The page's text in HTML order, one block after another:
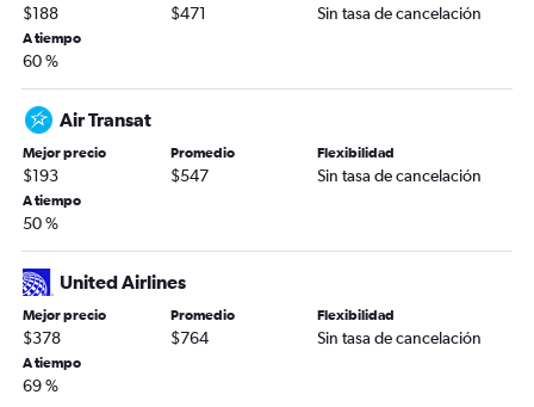
$188 $471 Sin tasa de cancelación
A tiempo
60 %
Air Transat
Mejor precio
$193
Promedio
$547
Flexibilidad
Sin tasa de cancelación
A tiempo
50 %
United Airlines
Mejor precio
$378
Promedio
$764
Flexibilidad
Sin tasa de cancelación
A tiempo
69 %